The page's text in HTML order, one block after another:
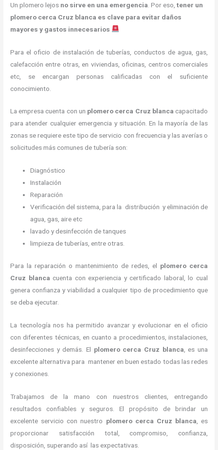
Un plomero lejos no sirve en una emergencia . Por eso,tener un
plomero cerca Cruz blanca es clave para evitar daños
mayores y gastos innecesarios
Para el oficio de instalación de tuberías, conductos de agua, gas,
calefacción entre otras, en viviendas, oficinas, centros comerciales
etc, se encargan personas calificadas con el suficiente
conocimiento.
La empresa cuenta con un plomero cerca Cruz blanca capacitado
para atender cualquier emergencia y situación. En la mayoría de las
zonas se requiere este tipo de servicio con frecuencia y las averías o
solicitudes más comunes de tubería son:
Diagnóstico
Instalación
Reparación
Verificación del sistema, para la distribución y eliminación de
agua, gas, aire etc
lavado y desinfección de tanques
limpieza de tuberías, entre otras.
Para la reparación o mantenimiento de redes, el plomero cerca
Cruz blanca cuenta con experiencia y certificado laboral, lo cual
genera confianza y viabilidad a cualquier tipo de procedimiento que
se deba ejecutar.
La tecnología nos ha permitido avanzar y evolucionar en el oficio
con diferentes técnicas, en cuanto a procedimientos, instalaciones,
desinfecciones y demás. El plomero cerca Cruz blanca , es una
excelente alternativa para mantener en buen estado todas las redes
y conexiones.
Trabajamos de la mano con nuestros clientes, entregando
resultados confiables y seguros. El propósito de brindar un
excelente servicio con nuestro plomero cerca Cruz blanca , es
proporcionar satisfacción total, compromiso, confianza,
disposición, superando así las expectativas.